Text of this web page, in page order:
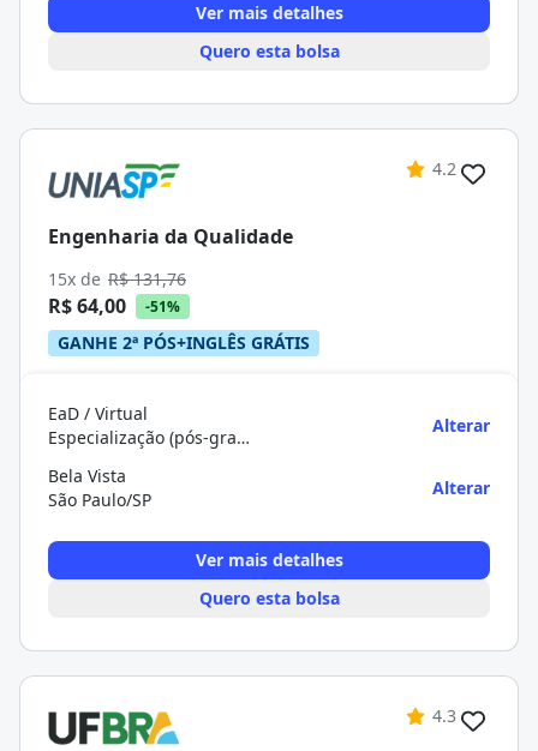
Ver mais detalhes
Quero esta bolsa
4.2
Engenharia da Qualidade
15x de R$ 131,76
R$ 64,00 -51%
GANHE 2ª PÓS+INGLÊS GRÁTIS
EaD / Virtual
Especialização (pós-graduação)
Alterar
Bela Vista
São Paulo/SP
Alterar
Ver mais detalhes
Quero esta bolsa
4.3